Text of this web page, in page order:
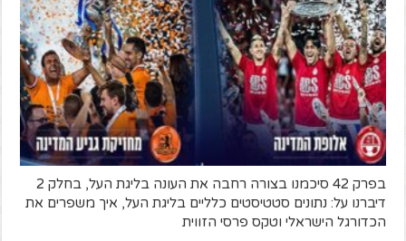
בפרק 42 סיכמנו בצורה רחבה את העונה בליגת העל, בחלק 2
דיברנו על: נתונים סטטיסטים כלליים בליגת העל, איך משפרים את
הכדורגל הישראלי וטקס פרסי הזווית